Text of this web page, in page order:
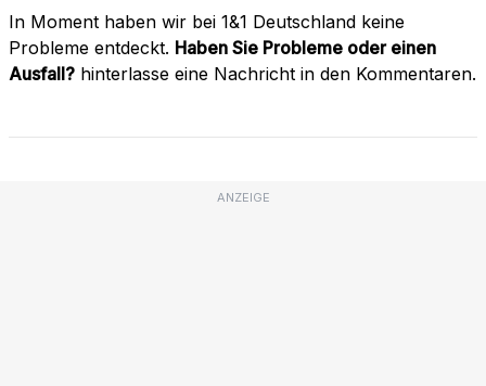
In Moment haben wir bei 1&1 Deutschland keine
Probleme entdeckt. Haben Sie Probleme oder einen
Ausfall? hinterlasse eine Nachricht in den Kommentaren.
ANZEIGE